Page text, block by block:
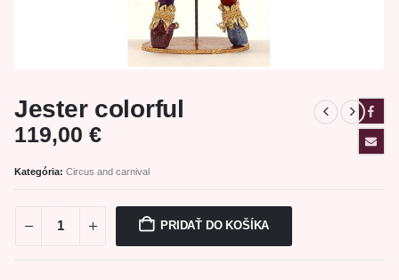
Jester colorful
119,00 €
Kategória: Circus and carnival
PRIDAŤ DO KOŠÍKA